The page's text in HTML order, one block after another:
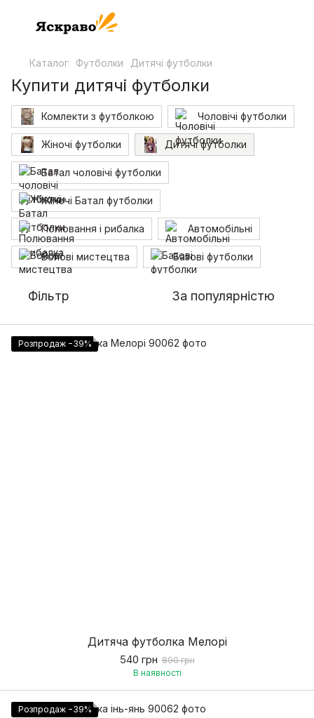
Каталог Футболки Дитячі футболки
Купити дитячі футболки
Комлекти з футболкою Чоловічі футболки
Жіночі футболки Дитячі футболки
Батал чоловічі футболки
Жіночі Батал футболки
Полювання і рибалка Автомобільні
Бойові мистецтва Базові футболки
Фільтр За популярністю
Розпродаж −39%
Дитяча футболка Мелорі
540 грн 890 грн
В наявності
Розпродаж −39%